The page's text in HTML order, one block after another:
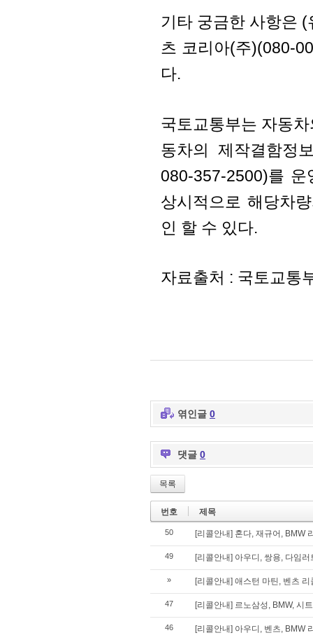
기타 궁금한 사항은
츠 코리아(주)(080-
다.
국토교통부는 자동
동차의 제작결함정
080-357-2500)를
상시적으로 해당차
인 할 수 있다.
자료출처 : 국토교통
엮인글 0
댓글 0
목록
번호 제목
50 [리콜안내] 혼다, 재규어, BMW
49 [리콜안내] 아우디, 쌍용, 다임
» [리콜안내] 애스턴 마틴, 벤츠
47 [리콜안내] 르노삼성, BMW, 시
46 [리콜안내] 아우디, 벤츠, BMW